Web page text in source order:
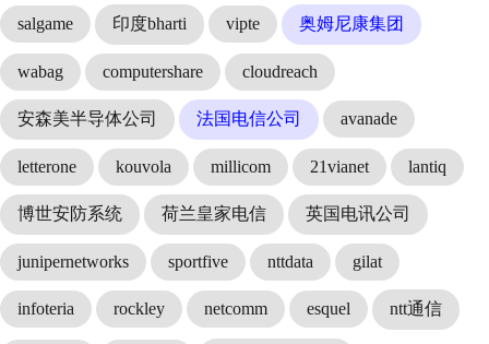
salgame 印度bharti vipte 奥姆尼康集团
wabag computershare cloudreach
安森美半导体公司 法国电信公司 avanade
letterone kouvola millicom 21vianet lantiq
博世安防系统 荷兰皇家电信 英国电讯公司
junipernetworks sportfive nttdata gilat
infoteria rockley netcomm esquel ntt通信